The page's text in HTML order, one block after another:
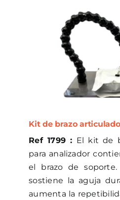
Kit de brazo articulado
Ref 1799 : El kit de
para analizador
el brazo de soporte.
sostiene la aguja
aumenta la